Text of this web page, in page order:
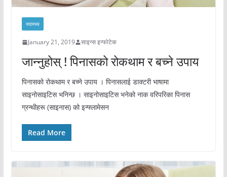
स्वास्थ्य
January 21, 2019 साइन्स इन्फोटेक
जान्नुहोस् ! पिनासको रोकथाम र बच्ने उपाय
पिनासको रोकथाम र बच्ने उपाय । पिनासलाई डाक्टरी भाषामा
साइनोसाइटिस भनिन्छ । साइनोसाइटिस भनेको नाक वरिपरिका पिनास
ग्रन्थीहरू (साइनास) को इन्फ्लामेसन
Read More